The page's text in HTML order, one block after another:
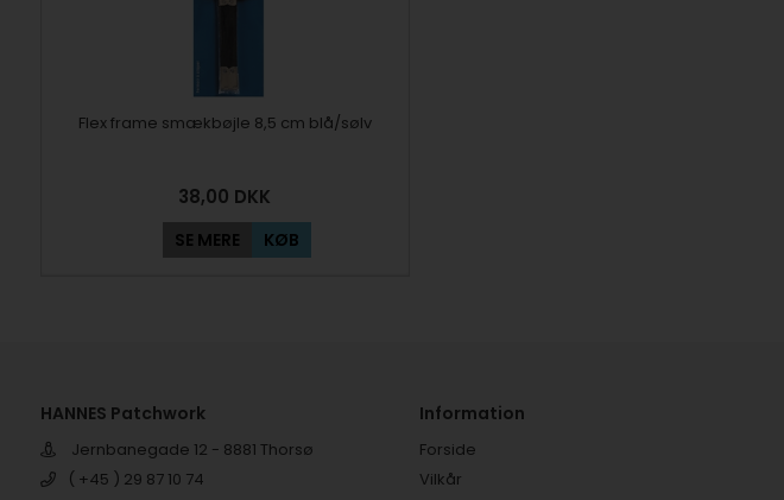
Flex frame smækbøjle 8,5 cm blå/sølv
38,00 DKK
SE MERE KØB
HANNES Patchwork
Jernbanegade 12 - 8881 Thorsø
( +45 ) 29 87 10 74
Information
Forside
Vilkår